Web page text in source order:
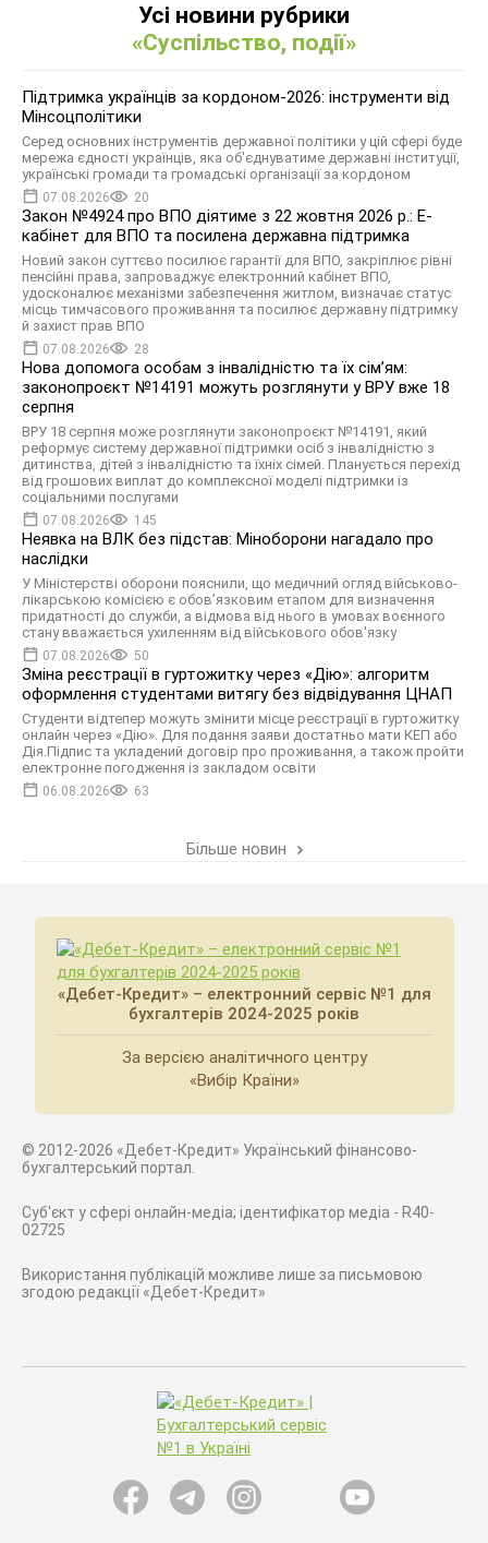
Усі новини рубрики
«Суспільство, події»
Підтримка українців за кордоном-2026: інструменти від
Мінсоцполітики
Серед основних інструментів державної політики у цій сфері буде
мережа єдності українців, яка об'єднуватиме державні інституції,
українські громади та громадські організації за кордоном
07.08.2026 20
Закон №4924 про ВПО діятиме з 22 жовтня 2026 р.: Е-
кабінет для ВПО та посилена державна підтримка
Новий закон суттєво посилює гарантії для ВПО, закріплює рівні
пенсійні права, запроваджує електронний кабінет ВПО,
удосконалює механізми забезпечення житлом, визначає статус
місць тимчасового проживання та посилює державну підтримку
й захист прав ВПО
07.08.2026 28
Нова допомога особам з інвалідністю та їх сімʼям:
законопроєкт №14191 можуть розглянути у ВРУ вже 18
серпня
ВРУ 18 серпня може розглянути законопроєкт №14191, який
реформує систему державної підтримки осіб з інвалідністю з
дитинства, дітей з інвалідністю та їхніх сімей. Планується перехід
від грошових виплат до комплексної моделі підтримки із
соціальними послугами
07.08.2026 145
Неявка на ВЛК без підстав: Міноборони нагадало про
наслідки
У Міністерстві оборони пояснили, що медичний огляд військово-
лікарською комісією є обов’язковим етапом для визначення
придатності до служби, а відмова від нього в умовах воєнного
стану вважається ухиленням від військового обов'язку
07.08.2026 50
Зміна реєстрації в гуртожитку через «Дію»: алгоритм
оформлення студентами витягу без відвідування ЦНАП
Студенти відтепер можуть змінити місце реєстрації в гуртожитку
онлайн через «Дію». Для подання заяви достатньо мати КЕП або
Дія.Підпис та укладений договір про проживання, а також пройти
електронне погодження із закладом освіти
06.08.2026 63
Більше новин
«Дебет-Кредит» – електронний сервіс №1 для
бухгалтерів 2024-2025 років
За версією аналітичного центру
«Вибір Країни»
© 2012-2026 «Дебет-Кредит» Український фінансово-
бухгалтерський портал.
Суб'єкт у сфері онлайн-медіа; ідентифікатор медіа - R40-
02725
Використання публікацій можливе лише за письмовою
згодою редакції «Дебет-Кредит»